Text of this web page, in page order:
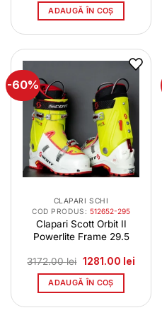
a
fost:
ADAUGĂ ÎN COȘ
-60%
CLAPARI SCHI
COD PRODUS: 512652-295
Clapari Scott Orbit II
Powerlite Frame 29.5
3172.00lei Prețul
a
fost:
3172.00 lei.
1281.00 leiPrețul
ADAUGĂ ÎN COȘ